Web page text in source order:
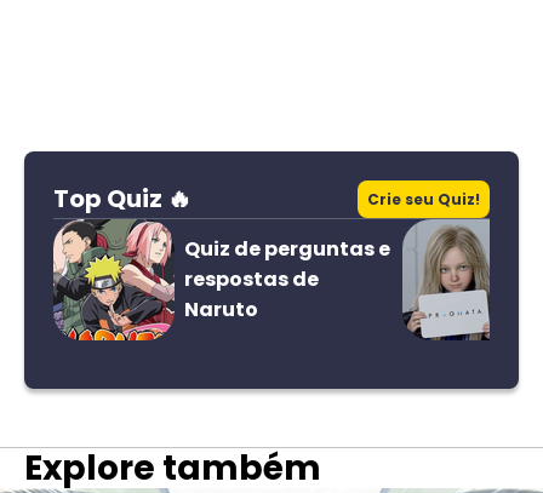
Top Quiz 🔥 Crie seu Quiz!
Quiz de perguntas e
respostas de
Naruto
Explore também